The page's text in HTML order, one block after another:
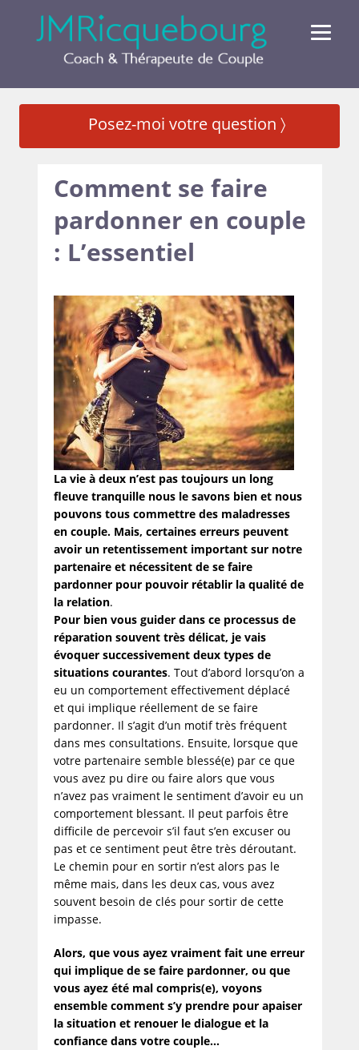
Posez-moi votre question 〉
Comment se faire
pardonner en couple
: L’essentiel
La vie à deux n’est pas toujours un long
fleuve tranquille nous le savons bien et nous
pouvons tous commettre des maladresses
en couple. Mais, certaines erreurs peuvent
avoir un retentissement important sur notre
partenaire et nécessitent de se faire
pardonner pour pouvoir rétablir la qualité de
la relation.
Pour bien vous guider dans ce processus de
réparation souvent très délicat, je vais
évoquer successivement deux types de
situations courantes. Tout d’abord lorsqu’on a
eu un comportement effectivement déplacé
et qui implique réellement de se faire
pardonner. Il s’agit d’un motif très fréquent
dans mes consultations. Ensuite, lorsque que
votre partenaire semble blessé(e) par ce que
vous avez pu dire ou faire alors que vous
n’avez pas vraiment le sentiment d’avoir eu un
comportement blessant. Il peut parfois être
difficile de percevoir s’il faut s’en excuser ou
pas et ce sentiment peut être très déroutant.
Le chemin pour en sortir n’est alors pas le
même mais, dans les deux cas, vous avez
souvent besoin de clés pour sortir de cette
impasse.
Alors, que vous ayez vraiment fait une erreur
qui implique de se faire pardonner, ou que
vous ayez été mal compris(e), voyons
ensemble comment s’y prendre pour apaiser
la situation et renouer le dialogue et la
confiance dans votre couple…